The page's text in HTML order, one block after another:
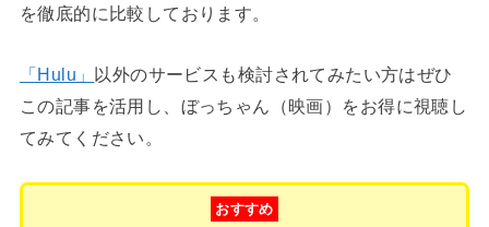
を徹底的に比較しております。
「Hulu」 以外のサービスも検討されてみたい方はぜひ
この記事を活用し、ぼっちゃん（映画）をお得に視聴し
てみてください。
おすすめ